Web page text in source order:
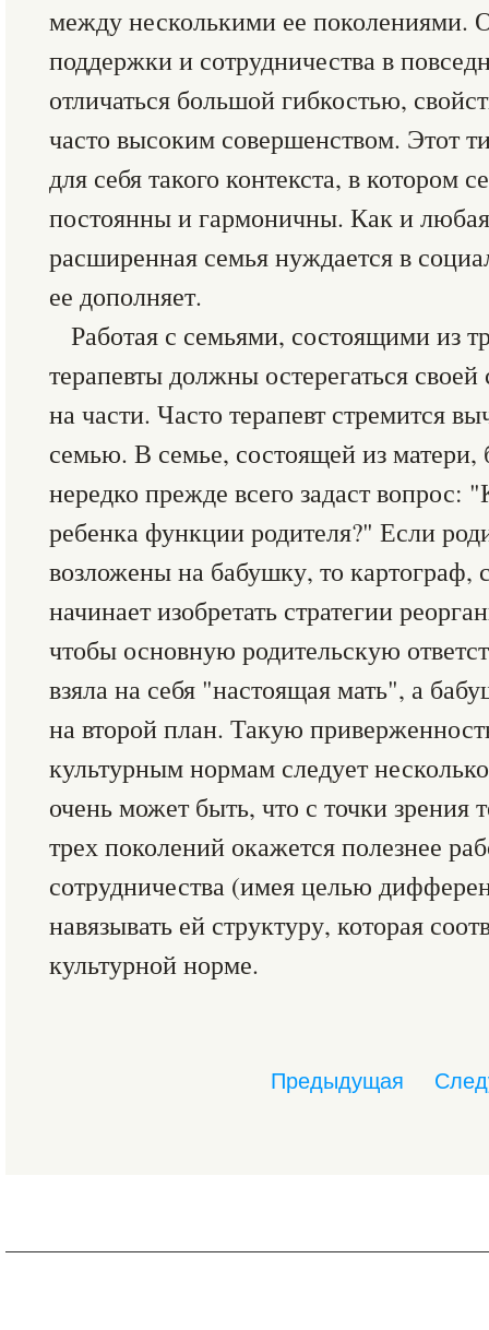
между несколькими ее поколениями.
поддержки и сотрудничества в
отличаться большой гибкостью,
часто высоким совершенством. Этот
для себя такого контекста, в котором
постоянны и гармоничны. Как и
расширенная семья нуждается в
ее дополняет.
Работая с семьями, состоящими из
терапевты должны остерегаться
на части. Часто терапевт стремится
семью. В семье, состоящей из
нередко прежде всего задаст вопрос:
ребенка функции родителя?" Если
возложены на бабушку, то картограф,
начинает изобретать стратегии
чтобы основную родительскую
взяла на себя "настоящая мать", а
на второй план. Такую
культурным нормам следует
очень может быть, что с точки зрения
трех поколений окажется полезнее
сотрудничества (имея целью
навязывать ей структуру, которая
культурной норме.
Предыдущая